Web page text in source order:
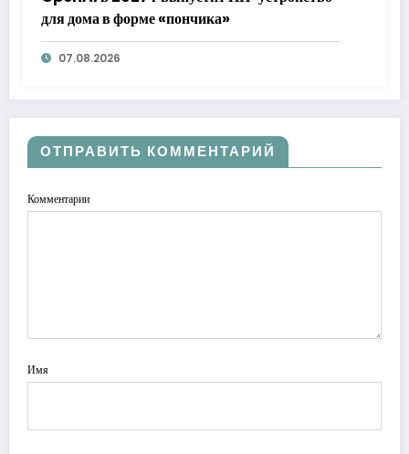
для дома в форме «пончика»
07.08.2026
ОТПРАВИТЬ КОММЕНТАРИЙ
Комментарии
Имя